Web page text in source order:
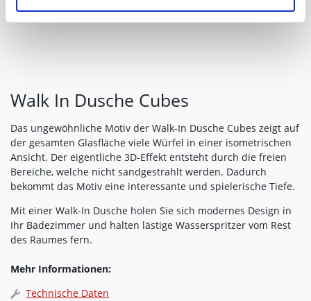
Ihre Einwilligung können Sie jederzeit mit Wirkung für die
Zukunft widerrufen. Am einfachsten ist es, wenn Sie dazu
Impressum |Datenschutz
Walk In Dusche Cubes
Das ungewöhnliche Motiv der Walk-In Dusche Cubes zeigt auf
der gesamten Glasfläche viele Würfel in einer isometrischen
Ansicht. Der eigentliche 3D-Effekt entsteht durch die freien
Bereiche, welche nicht sandgestrahlt werden. Dadurch
bekommt das Motiv eine interessante und spielerische Tiefe.
Mit einer Walk-In Dusche holen Sie sich modernes Design in
Ihr Badezimmer und halten lästige Wasserspritzer vom Rest
des Raumes fern.
Mehr Informationen:
Technische Daten